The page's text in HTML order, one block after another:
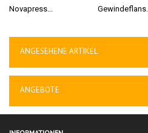
Novapress... Gewindeflans...
ANGESEHENE ARTIKEL
ANGEBOTE